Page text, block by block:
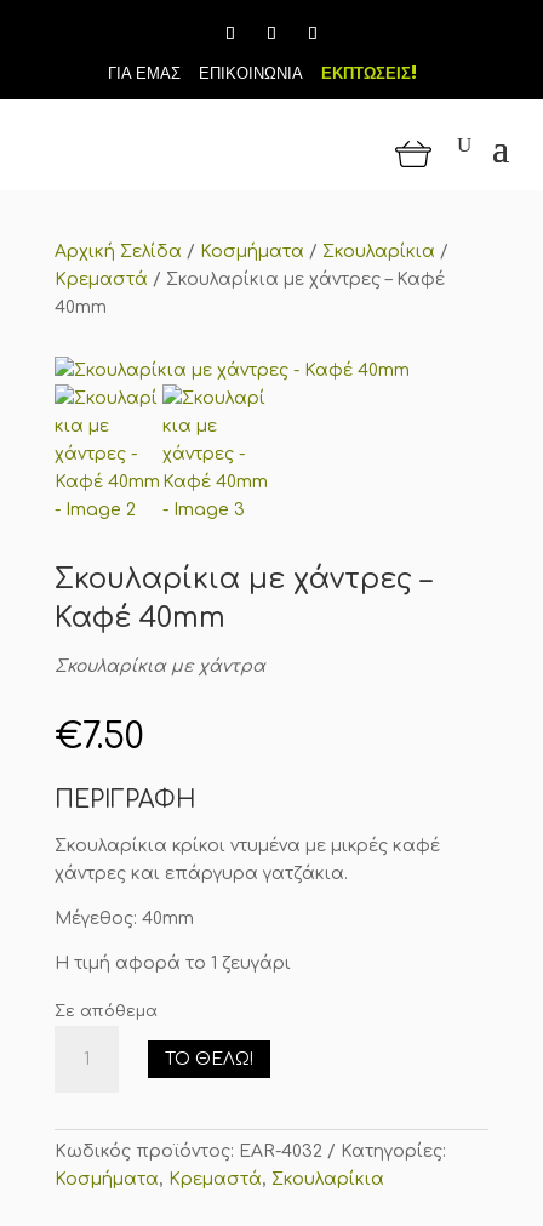
ΓΙΑ ΕΜΑΣ ΕΠΙΚΟΙΝΩΝΙΑ ΕΚΠΤΩΣΕΙΣ!
Αρχική Σελίδα / Κοσμήματα / Σκουλαρίκια /
Κρεμαστά / Σκουλαρίκια με χάντρες – Καφέ
40mm
Σκουλαρίκια με χάντρες –
Καφέ 40mm
Σκουλαρίκια με χάντρα
€7.50
ΠΕΡΙΓΡΑΦΗ
Σκουλαρίκια κρίκοι ντυμένα με μικρές καφέ
χάντρες και επάργυρα γατζάκια.
Μέγεθος: 40mm
Η τιμή αφορά το 1 ζευγάρι
Σε απόθεμα
Σκουλαρίκια
Καφέ
40mm
ΤΟ ΘΈΛΩ!
Κωδικός προϊόντος: EAR-4032
Κατηγορίες:
Κοσμήματα, Κρεμαστά, Σκουλαρίκια